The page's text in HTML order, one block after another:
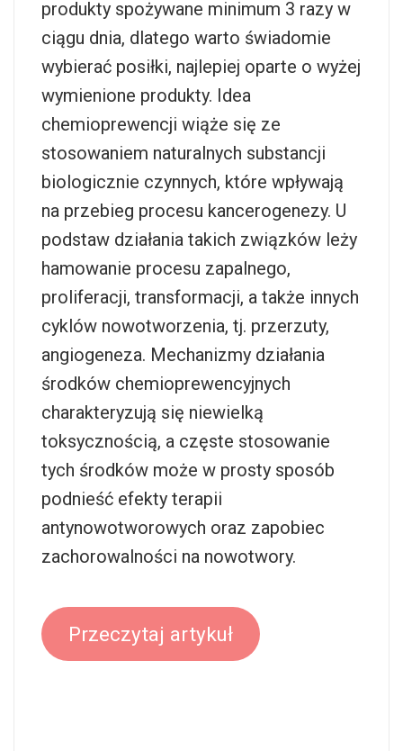
produkty spożywane minimum 3 razy w
ciągu dnia, dlatego warto świadomie
wybierać posiłki, najlepiej oparte o wyżej
wymienione produkty. Idea
chemioprewencji wiąże się ze
stosowaniem naturalnych substancji
biologicznie czynnych, które wpływają
na przebieg procesu kancerogenezy. U
podstaw działania takich związków leży
hamowanie procesu zapalnego,
proliferacji, transformacji, a także innych
cyklów nowotworzenia, tj. przerzuty,
angiogeneza. Mechanizmy działania
środków chemioprewencyjnych
charakteryzują się niewielką
toksycznością, a częste stosowanie
tych środków może w prosty sposób
podnieść efekty terapii
antynowotworowych oraz zapobiec
zachorowalności na nowotwory.
Przeczytaj artykuł